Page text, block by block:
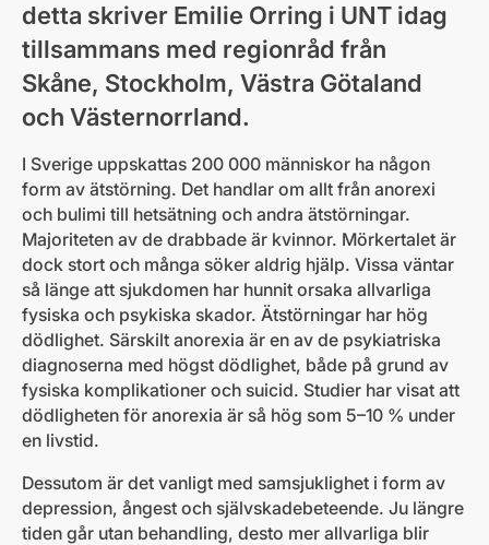
detta skriver Emilie Orring i UNT idag
tillsammans med regionråd från
Skåne, Stockholm, Västra Götaland
och Västernorrland.
I Sverige uppskattas 200 000 människor ha någon
form av ätstörning. Det handlar om allt från anorexi
och bulimi till hetsätning och andra ätstörningar.
Majoriteten av de drabbade är kvinnor. Mörkertalet är
dock stort och många söker aldrig hjälp. Vissa väntar
så länge att sjukdomen har hunnit orsaka allvarliga
fysiska och psykiska skador. Ätstörningar har hög
dödlighet. Särskilt anorexia är en av de psykiatriska
diagnoserna med högst dödlighet, både på grund av
fysiska komplikationer och suicid. Studier har visat att
dödligheten för anorexia är så hög som 5–10 % under
en livstid.
Dessutom är det vanligt med samsjuklighet i form av
depression, ångest och självskadebeteende. Ju längre
tiden går utan behandling, desto mer allvarliga blir